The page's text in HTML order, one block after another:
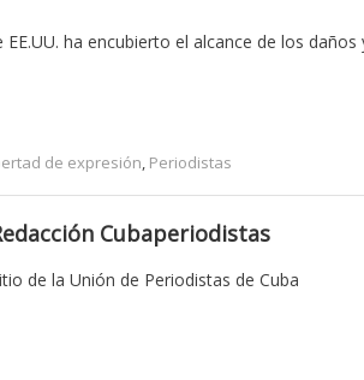
ha encubierto el alcance de los
de expresión, Periodistas
Cubaperiodistas
de la Unión de Periodistas de Cuba